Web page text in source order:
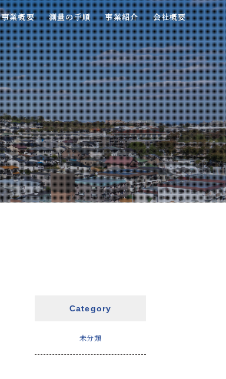
事業概要 測量の手順 事業紹介 会社概要
Category
未分類
事業概要 測量の手順 事業紹介 会社概要